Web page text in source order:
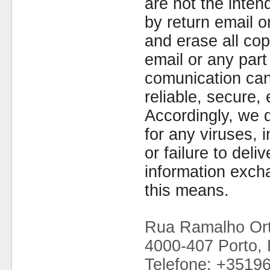
are not the
by return email
and erase all
email or any
comunication
reliable, secure,
Accordingly, we
for any viruses,
or failure to
information
this means.
Rua Ramalho
4000-407 Porto,
Telefone: